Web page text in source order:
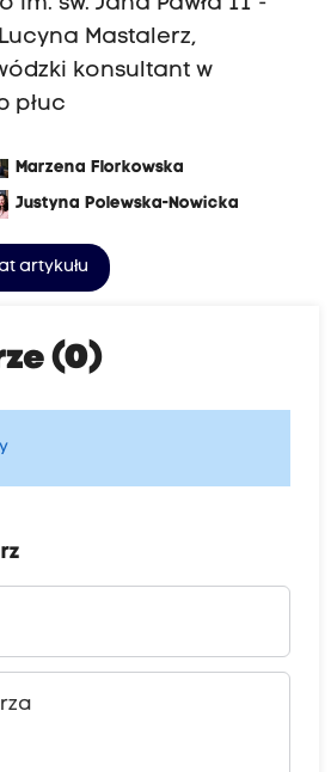
im. św. Jana Pawła II -
Mastalerz,
konsultant w
płuc
Marzena Florkowska
Justyna Polewska-Nowicka
artykułu
(0)